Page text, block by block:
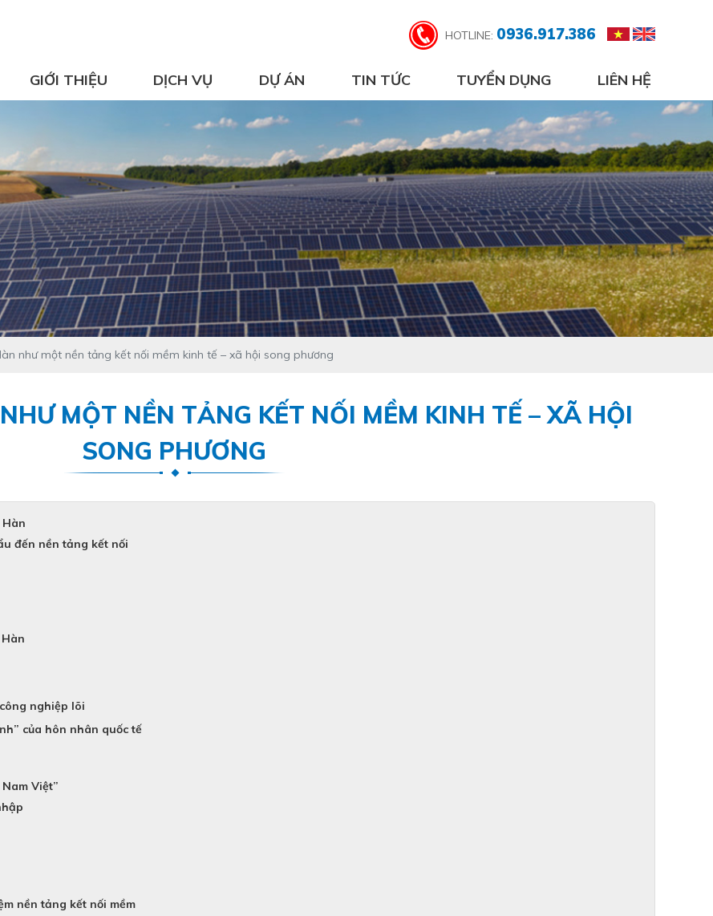
HOTLINE: 0936.917.386
GIỚI THIỆU DỊCH VỤ DỰ ÁN TIN TỨC TUYỂN DỤNG LIÊN HỆ
như một nền tảng kết nối mềm kinh tế – xã hội song phương
MỘT NỀN TẢNG KẾT NỐI MỀM KINH TẾ – XÃ HỘI
SONG PHƯƠNG
đến nền tảng kết nối
nghiệp lõi
của hôn nhân quốc tế
Việt”
nền tảng kết nối mềm